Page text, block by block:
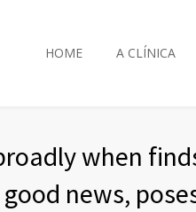
HOME A CLÍNICA
when
news,